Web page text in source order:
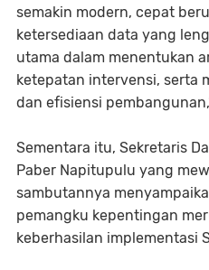
semakin modern, cepat
ketersediaan data yang
utama dalam menentukan
ketepatan intervensi, serta
dan efisiensi
Sementara itu, Sekretaris
Paber Napitupulu yang
sambutannya
pemangku kepentingan
keberhasilan implementasi